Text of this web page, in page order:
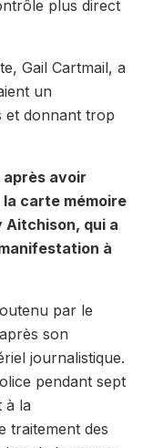
plus direct
Gail Cartmail, a
un
et donnant trop
après avoir
carte mémoire
Aitchison, qui a
à
par le
son
journalistique.
pendant sept
à la
traitement des